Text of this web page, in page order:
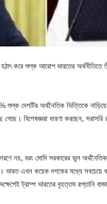
হঠাৎ করে শুল্ক আরোপ ভারতের
দেশটির অর্থনৈতিক ভিত্তিকে
বিশেষজ্ঞরা ধারণা করছেন, সরাসরি
নয়, বরং মোদি সরকারের ভুল
ভারত এখন কয়েক দশকের মধ্যে সবচেয়ে
ট্রাম্প ভারতের বৃহত্তম রপ্তানি